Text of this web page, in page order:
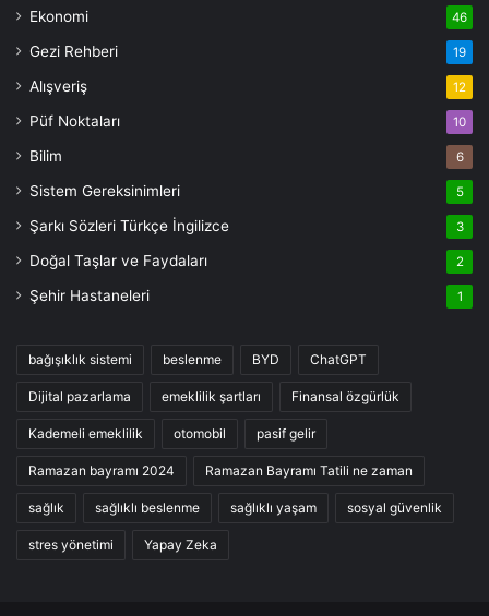
Ekonomi 46
Gezi Rehberi 19
Alışveriş 12
Püf Noktaları 10
Bilim 6
Sistem Gereksinimleri 5
Şarkı Sözleri Türkçe İngilizce 3
Doğal Taşlar ve Faydaları 2
Şehir Hastaneleri 1
bağışıklık sistemi beslenme BYD ChatGPT
Dijital pazarlama emeklilik şartları Finansal özgürlük
Kademeli emeklilik otomobil pasif gelir
Ramazan bayramı 2024 Ramazan Bayramı Tatili ne zaman
sağlık sağlıklı beslenme sağlıklı yaşam sosyal güvenlik
stres yönetimi Yapay Zeka